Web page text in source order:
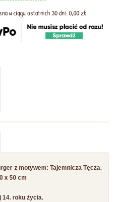
w ciągu ostatnich 30 dni: 0,00 zł
z motywem: Tajemnicza Tęcza.
x 50 cm
14. roku życia.